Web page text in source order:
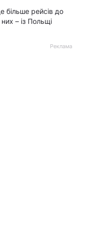
більше рейсів до
– із Польщі
Реклама